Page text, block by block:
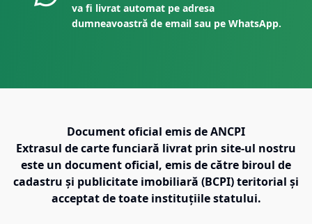
va fi livrat automat pe adresa
dumneavoastră de email sau pe WhatsApp.
Document oficial emis de ANCPI
Extrasul de carte funciară livrat prin site-ul nostru
este un document oficial, emis de către biroul de
cadastru și publicitate imobiliară (BCPI) teritorial și
acceptat de toate instituțiile statului.